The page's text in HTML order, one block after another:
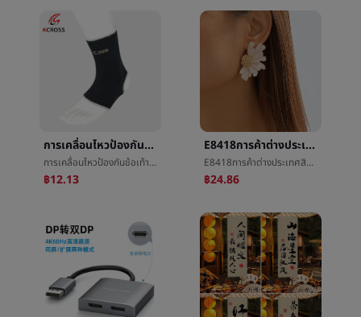
การเคลื่อนไหวป้องกันข้อเท้าการถักบาสเกตบอลนักไต่เขาแบดมินตันฟิตเนสé²ป้องกันป้องกันèข้อเท้าข้อเท้าแพลงชายและหญิงในนามของ
การเคลื่อนไหวป้องกันข้อเท้าการถักบาสเกตบอลนักไต่เขาแบดมินตันฟิตเนสé²ป้องกันป้องกันèข้อเท้าข้อเท้าแพลงชายและหญิงในนามของ
฿12.13
E8418การค้าต่างประเทศสินค้าใหม่ต่างหูยุโรปRetroโลหะผสมดอกไม้ต่างหูหญิงอารมณ์เส้นดอกไม้ต่างหู
E8418การค้าต่างประเทศสินค้าใหม่ต่างหูยุโรปRetroโลหะผสมดอกไม้ต่างหูหญิงอารมณ์เส้นดอกไม้ต่างหู
฿24.86